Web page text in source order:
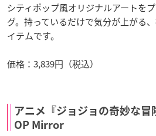
シティポップ風オリジナルアートを
グ。持っているだけで気分が上がる
イテムです。
価格：3,839円（税込）
アニメ『ジョジョの奇妙な冒
OP Mirror